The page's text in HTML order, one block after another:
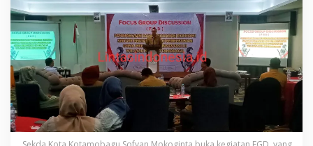
s
i
,
S
e
k
u
k